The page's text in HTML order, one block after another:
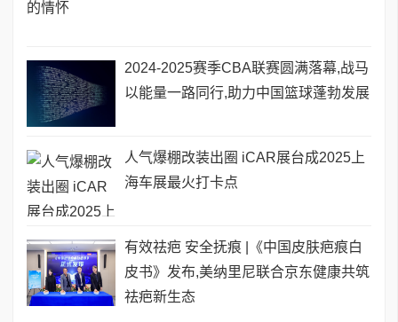
2024-2025赛季CBA联赛圆满落幕,战马
以能量一路同行,助力中国篮球蓬勃发展
人气爆棚改装出圈 iCAR展台成2025上
海车展最火打卡点
有效祛疤 安全抚痕 |《中国皮肤疤痕白
皮书》发布,美纳里尼联合京东健康共筑
祛疤新生态